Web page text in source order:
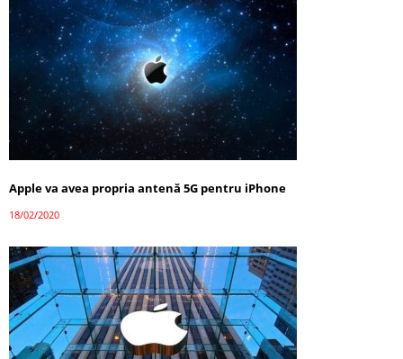
Apple va avea propria antenă 5G pentru iPhone
18/02/2020